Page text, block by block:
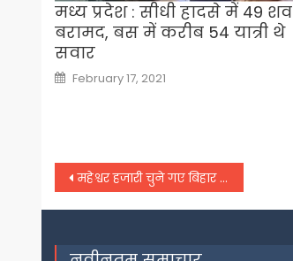
मध्य प्रदेश : सीधी हादसे में 49 शव
बरामद, बस में करीब 54 यात्री थे
सवार
Posted
on
February 17, 2021
Post
navigation
महेश्वर हजारी चुने गए बिहार विधान सभा के उपाध्यक्ष,